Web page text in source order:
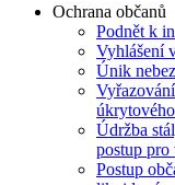
Ochrana občanů
Podnět k
Vyhlášení
Únik
Údržba
postup
Postup